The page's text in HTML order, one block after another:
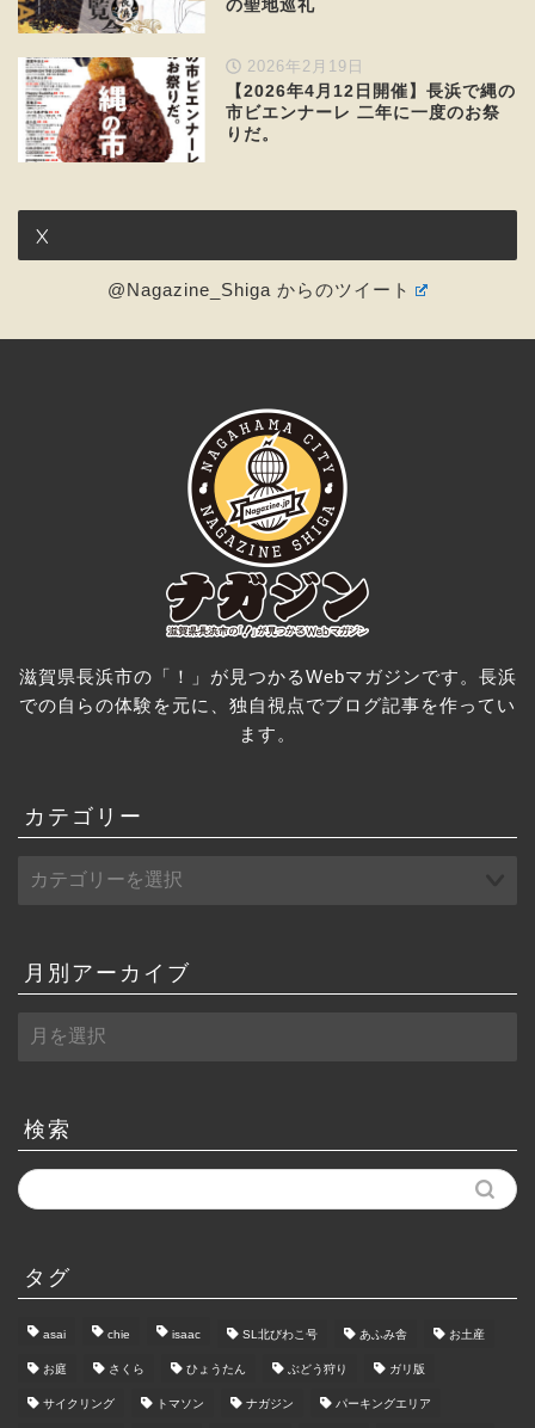
の聖地巡礼
2026年2月19日
【2026年4月12日開催】長浜で縄の
市ビエンナーレ 二年に一度のお祭
りだ。
X
@Nagazine_Shiga からのツイート
滋賀県長浜市の「！」が見つかるWebマガジンです。長浜
での自らの体験を元に、独自視点でブログ記事を作ってい
ます。
カテゴリー
月別アーカイブ
別
カ
イ
ブ
検索
タグ
asai chie isaac SL北びわこ号 あふみ舎 お土産
お庭 さくら ひょうたん ぶどう狩り ガリ版
サイクリング トマソン ナガジン パーキングエリア